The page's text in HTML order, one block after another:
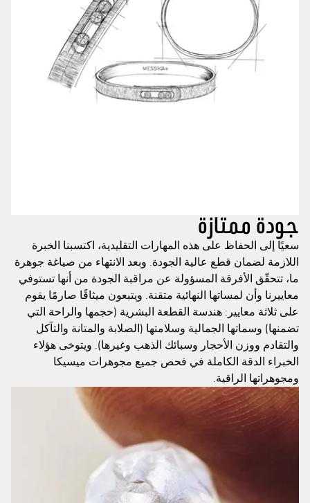
جودة ممتازة
سعيًا إلى الحفاظ على هذه المهارات التقليدية، اكتسبنا الخبرة
اللازمة لضمان قطع عالية الجودة. وبعد الانتهاء من صياغة جوهرة
ما، تتحقّق الأفرقة المسؤولة عن مراقبة الجودة من أنها تستوفي
معاييرنا وأن لمساتها النهائية متقنة. ويتبعون ميثاقًا صارمًا يقوم
على ثلاثة معايير: هندسة القطعة البشرية (حجمها والراحة التي
تضمنها) وسماتها الجمالية وسلامتها (الصلابة والمتانة والتآكل
والتقادم ووزن الأحجار وسبائك الذهب وغيرها). ويتوخى هؤلاء
الخبراء الدقة الكاملة في فحص جميع مجوهرات ميسيكا
ومجوهراتها الراقية.